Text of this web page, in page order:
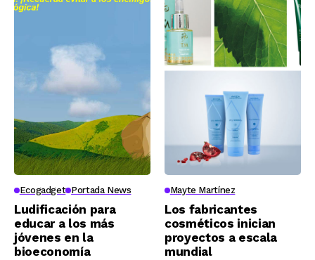
Ecogadget Portada News
Ludificación para
educar a los más
jóvenes en la
bioeconomía
Mayte Martínez
Los fabricantes
cosméticos inician
proyectos a escala
mundial